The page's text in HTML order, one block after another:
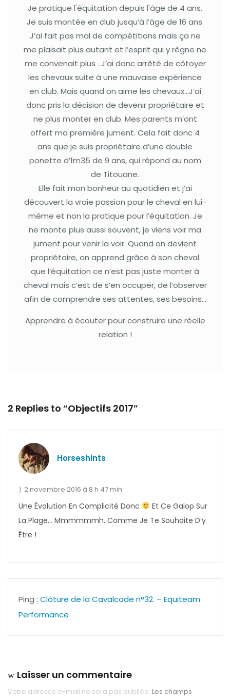
Je pratique l'équitation depuis l'âge de 4 ans.
Je suis montée en club jusqu’à l’âge de 16 ans.
J’ai fait pas mal de compétitions mais ça ne
me plaisait plus autant et l’esprit qui y règne ne
me convenait plus . J’ai donc arrêté de côtoyer
les chevaux suite à une mauvaise expérience
en club. Mais quand on aime les chevaux…J’ai
donc pris la décision de devenir propriétaire et
ne plus monter en club. Mes parents m’ont
offert ma première jument. Cela fait donc 4
ans que je suis propriétaire d’une double
ponette d’1m35 de 9 ans, qui répond au nom
de Titouane.
Elle fait mon bonheur au quotidien et j’ai
découvert la vraie passion pour le cheval en lui-
même et non la pratique pour l’équitation. Je
ne monte plus aussi souvent, je viens voir ma
jument pour venir la voir. Quand on devient
propriétaire, on apprend grâce à son cheval
que l’équitation ce n’est pas juste monter à
cheval mais c’est de s’en occuper, de l’observer
afin de comprendre ses attentes, ses besoins…
Apprendre à écouter pour construire une réelle
relation !
2 Replies to “Objectifs 2017”
Horseshints
2 novembre 2016 à 8 h 47 min
Une Évolution En Complicité Donc
Et Ce Galop Sur
La Plage… Mmmmmmh. Comme Je Te Souhaite D’y
Être !
Ping : Clôture de la Cavalcade n°32. – Equiteam
Performance
Laisser un commentaire
Votre adresse e-mail ne sera pas publiée. Les champs